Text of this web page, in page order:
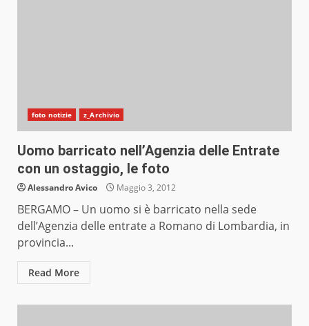
foto notizie z_Archivio
Uomo barricato nell’Agenzia delle Entrate
con un ostaggio, le foto
Alessandro Avico Maggio 3, 2012
BERGAMO – Un uomo si è barricato nella sede
dell’Agenzia delle entrate a Romano di Lombardia, in
provincia...
Read More